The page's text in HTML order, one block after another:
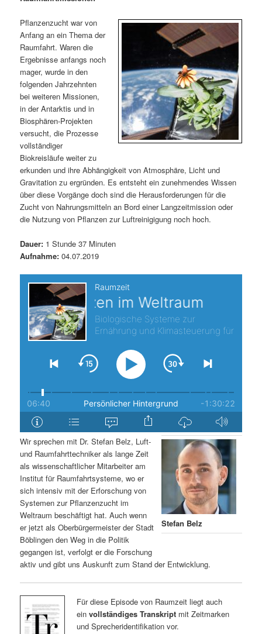
ä
r
e
n
I
n
h
a
t
s
r
g
e
n
n
d
ä
r
e
n
I
n
a
l
s
i
n
g
e
n
n
v
i
g
a
t
i
o
n
Pflanzenzucht war von
Anfang an ein Thema der
Raumfahrt. Waren die
Ergebnisse anfangs noch
mager, wurde in den
folgenden Jahrzehnten
bei weiteren Missionen,
in der Antarktis und in
Biosphären-Projekten
versucht, die Prozesse
vollständiger
Biokreisläufe weiter zu
erkunden und ihre Abhängigkeit von Atmosphäre, Licht und
Gravitation zu ergründen. Es entsteht ein zunehmendes Wissen
über diese Vorgänge doch sind die Herausforderungen für die
Zucht von Nahrungsmitteln an Bord einer Langzeitmission oder
die Nutzung von Pflanzen zur Luftreinigigung noch hoch.
Dauer: 1 Stunde 37 Minuten
Aufnahme: 04.07.2019
Stefan Belz
Wir sprechen mit Dr. Stefan Belz, Luft-
und Raumfahrttechniker als lange Zeit
als wissenschaftlicher Mitarbeiter am
Institut für Raumfahrtsysteme, wo er
sich intensiv mit der Erforschung von
Systemen zur Pflanzenzucht im
Weltraum beschäftigt hat. Auch wenn
er jetzt als Oberbürgermeister der Stadt
Böblingen den Weg in die Politik
gegangen ist, verfolgt er die Forschung
aktiv und gibt uns Auskunft zum Stand der Entwicklung.
Für diese Episode von Raumzeit liegt auch
ein vollständiges Transkriptmit Zeitmarken
und Sprecheridentifikation vor.